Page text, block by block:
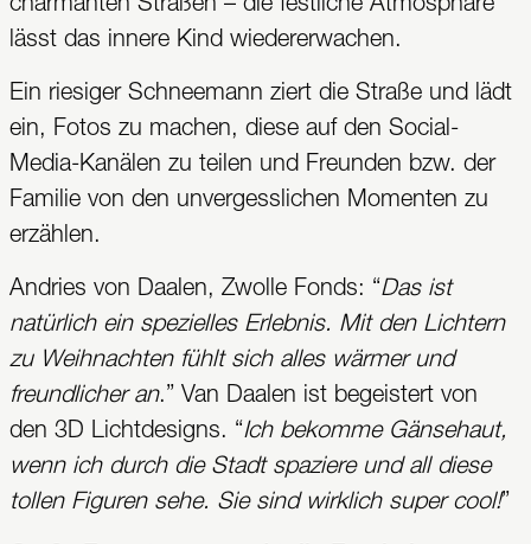
charmanten Straßen – die festliche Atmosphäre
lässt das innere Kind wiedererwachen.
Ein riesiger Schneemann ziert die Straße und lädt
ein, Fotos zu machen, diese auf den Social-
Media-Kanälen zu teilen und Freunden bzw. der
Familie von den unvergesslichen Momenten zu
erzählen.
Andries von Daalen, Zwolle Fonds: “Das ist
natürlich ein spezielles Erlebnis. Mit den Lichtern
zu Weihnachten fühlt sich alles wärmer und
freundlicher an.” Van Daalen ist begeistert von
den 3D Lichtdesigns. “Ich bekomme Gänsehaut,
wenn ich durch die Stadt spaziere und all diese
tollen Figuren sehe. Sie sind wirklich super cool!”